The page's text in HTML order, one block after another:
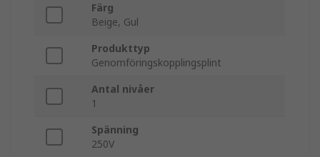
Färg
Beige, Gul
Produkttyp
Genomföringskopplingsplint
Antal nivåer
1
Spänning
250V